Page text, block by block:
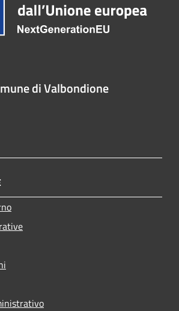
di Valbondione